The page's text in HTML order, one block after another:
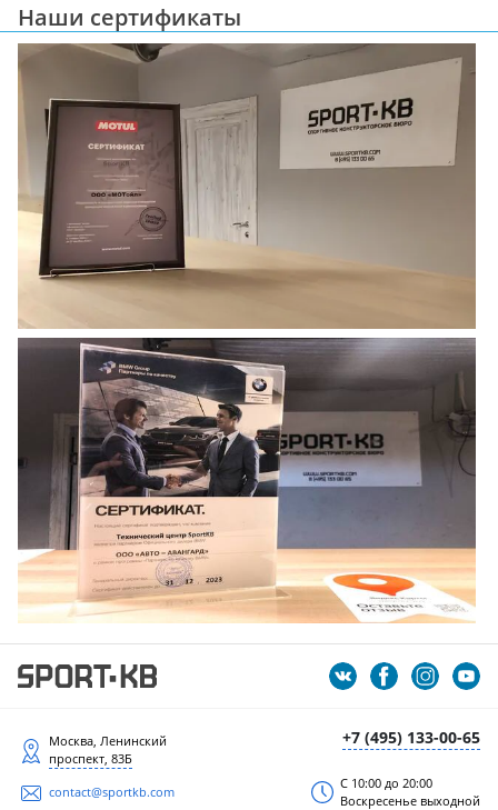
Наши сертификаты
+7 (495) 133-00-65
Москва, Ленинский
проспект, 83Б
contact@sportkb.com
С 10:00 до 20:00
Воскресенье выходной